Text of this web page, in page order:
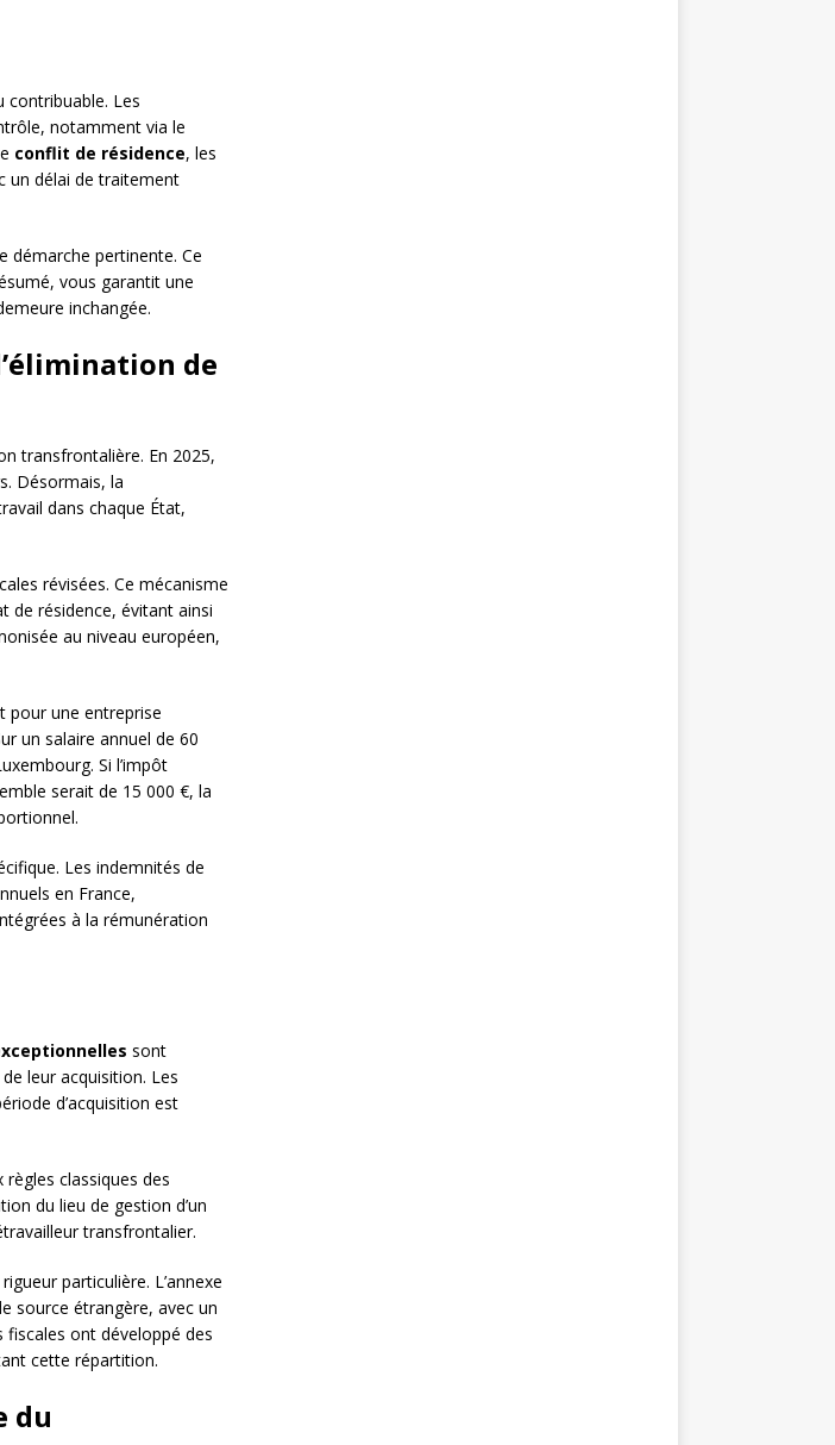
contribuable. Les
notamment via le
conflit de résidence, les
un délai de traitement
démarche pertinente. Ce
vous garantit une
inchangée.
de
transfrontalière. En 2025,
Désormais, la
dans chaque État,
révisées. Ce mécanisme
de résidence, évitant ainsi
au niveau européen,
pour une entreprise
un salaire annuel de 60
Si l’impôt
serait de 15 000 €, la
Les indemnités de
en France,
à la rémunération
sont
leur acquisition. Les
d’acquisition est
classiques des
du lieu de gestion d’un
transfrontalier.
particulière. L’annexe
source étrangère, avec un
ont développé des
cette répartition.
du